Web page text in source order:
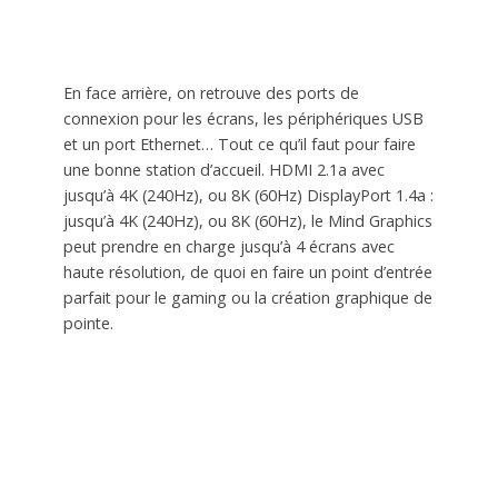
En face arrière, on retrouve des ports de
connexion pour les écrans, les périphériques USB
et un port Ethernet… Tout ce qu’il faut pour faire
une bonne station d’accueil. HDMI 2.1a avec
jusqu’à 4K (240Hz), ou 8K (60Hz) DisplayPort 1.4a :
jusqu’à 4K (240Hz), ou 8K (60Hz), le Mind Graphics
peut prendre en charge jusqu’à 4 écrans avec
haute résolution, de quoi en faire un point d’entrée
parfait pour le gaming ou la création graphique de
pointe.